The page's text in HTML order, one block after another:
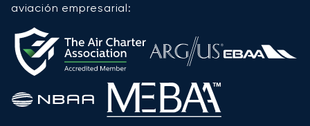
aviación empresarial: